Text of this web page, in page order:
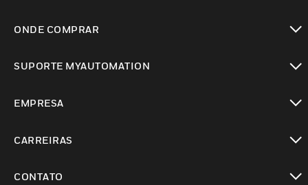
ONDE COMPRAR
SUPORTE MYAUTOMATION
EMPRESA
CARREIRAS
CONTATO